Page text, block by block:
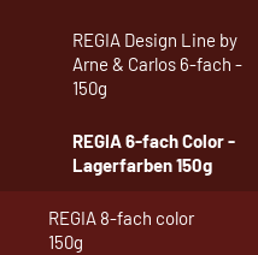
REGIA Design Line by
Arne & Carlos 6-fach -
150g
REGIA 6-fach Color -
Lagerfarben 150g
REGIA 8-fach color
150g